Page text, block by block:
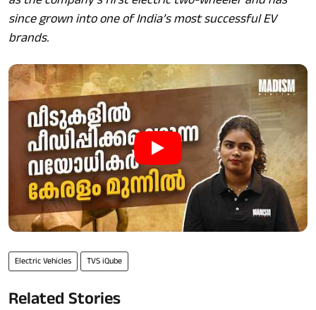
since grown into one of India’s most successful EV
brands.
Electric Vehicles TVS iQube
Related Stories